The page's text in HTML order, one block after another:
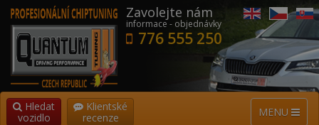
Zavolejte nám
informace - objednávky
776 555 250
MENU
Hledat
vozidlo
Klientské
recenze